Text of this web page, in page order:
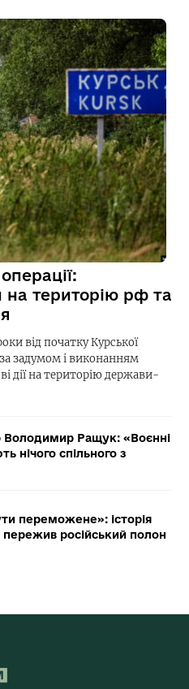
на територію рф та
від початку Курської
задумом і виконанням
дії на територію держави-
Володимир Ращук: «Воєнні
нічого спільного з
переможене»: історія
пережив російський полон